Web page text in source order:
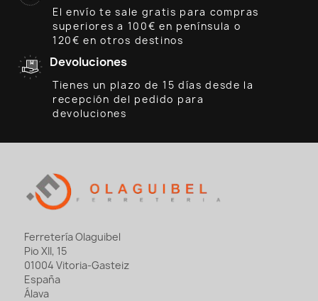
El envío te sale gratis para compras
superiores a 100€ en península o
120€ en otros destinos
Devoluciones
Tienes un plazo de 15 días desde la
recepción del pedido para
devoluciones
Ferretería Olaguibel
Pio XII, 15
01004 Vitoria-Gasteiz
España
Álava